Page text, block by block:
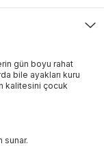
gün boyu rahat
bile ayakları kuru
kalitesini çocuk
sunar.